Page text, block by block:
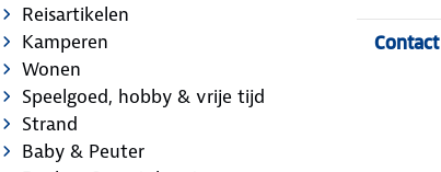
Reisartikelen
Kamperen
Wonen
Speelgoed, hobby & vrije tijd
Strand
Baby & Peuter
Contact